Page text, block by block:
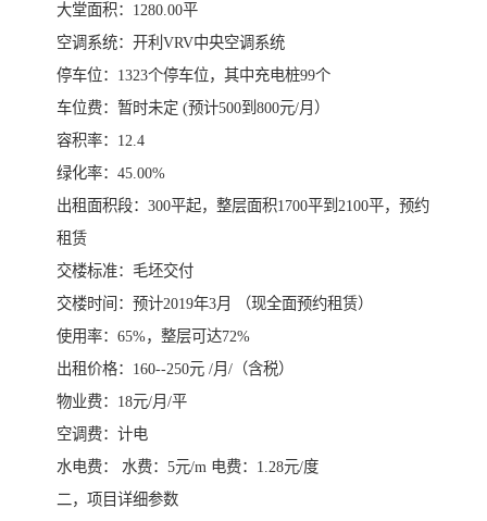
大堂面积：1280.00平
空调系统：开利VRV中央空调系统
停车位：1323个停车位，其中充电桩99个
车位费：暂时未定 (预计500到800元/月）
容积率：12.4
绿化率：45.00%
出租面积段：300平起，整层面积1700平到2100平，预约
租赁
交楼标准：毛坯交付
交楼时间：预计2019年3月 （现全面预约租赁）
使用率：65%，整层可达72%
出租价格：160--250元 /月/（含税）
物业费：18元/月/平
空调费：计电
水电费： 水费：5元/m 电费：1.28元/度
二，项目详细参数